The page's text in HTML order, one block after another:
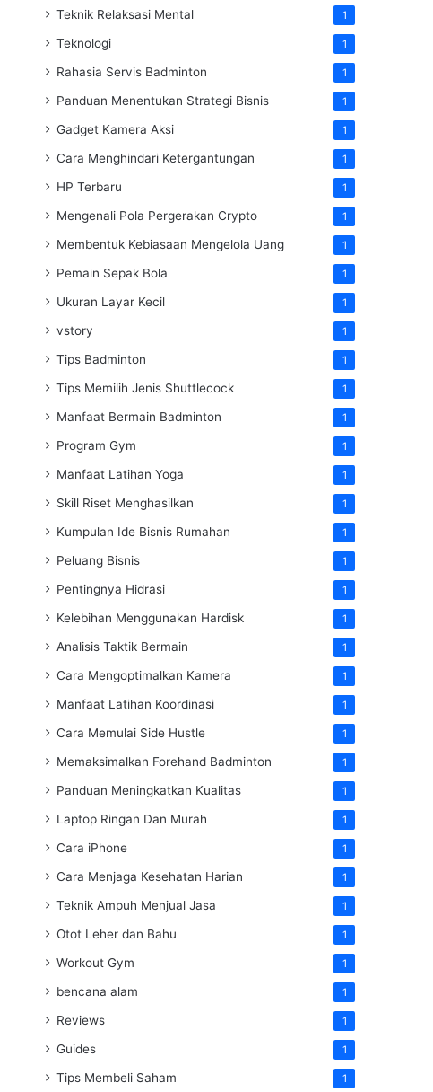
Teknik Relaksasi Mental 1
Teknologi 1
Rahasia Servis Badminton 1
Panduan Menentukan Strategi Bisnis 1
Gadget Kamera Aksi 1
Cara Menghindari Ketergantungan 1
HP Terbaru 1
Mengenali Pola Pergerakan Crypto 1
Membentuk Kebiasaan Mengelola Uang 1
Pemain Sepak Bola 1
Ukuran Layar Kecil 1
vstory 1
Tips Badminton 1
Tips Memilih Jenis Shuttlecock 1
Manfaat Bermain Badminton 1
Program Gym 1
Manfaat Latihan Yoga 1
Skill Riset Menghasilkan 1
Kumpulan Ide Bisnis Rumahan 1
Peluang Bisnis 1
Pentingnya Hidrasi 1
Kelebihan Menggunakan Hardisk 1
Analisis Taktik Bermain 1
Cara Mengoptimalkan Kamera 1
Manfaat Latihan Koordinasi 1
Cara Memulai Side Hustle 1
Memaksimalkan Forehand Badminton 1
Panduan Meningkatkan Kualitas 1
Laptop Ringan Dan Murah 1
Cara iPhone 1
Cara Menjaga Kesehatan Harian 1
Teknik Ampuh Menjual Jasa 1
Otot Leher dan Bahu 1
Workout Gym 1
bencana alam 1
Reviews 1
Guides 1
Tips Membeli Saham 1